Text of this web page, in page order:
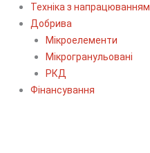
Техніка з напрацюванням
Добрива
Мікроелементи
Мікрогранульовані
РКД
Фінансування